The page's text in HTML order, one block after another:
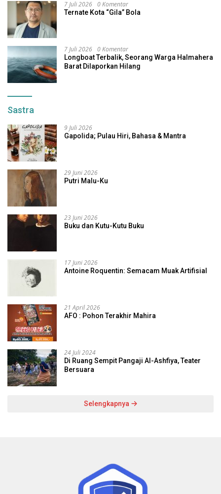
7 Juli 2026 0 Komentar
Ternate Kota “Gila” Bola
7 Juli 2026 0 Komentar
Longboat Terbalik, Seorang Warga Halmahera
Barat Dilaporkan Hilang
Sastra
9 Juli 2026
Gapolida; Pulau Hiri, Bahasa & Mantra
29 Juni 2026
Putri Malu-Ku
23 Juni 2026
Buku dan Kutu-Kutu Buku
17 Juni 2026
Antoine Roquentin: Semacam Muak Artifisial
21 April 2026
AFO : Pohon Terakhir Mahira
24 Juli 2024
Di Ruang Sempit Pangaji Al-Ashfiya, Teater
Bersuara
Selengkapnya